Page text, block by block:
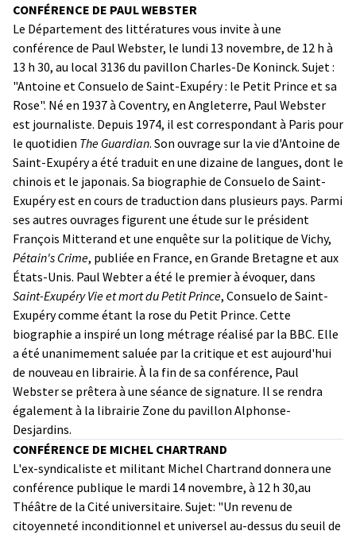
CONFÉRENCE DE PAUL WEBSTER
Le Département des littératures vous invite à une
conférence de Paul Webster, le lundi 13 novembre, de 12 h à
13 h 30, au local 3136 du pavillon Charles-De Koninck. Sujet :
"Antoine et Consuelo de Saint-Exupéry : le Petit Prince et sa
Rose". Né en 1937 à Coventry, en Angleterre, Paul Webster
est journaliste. Depuis 1974, il est correspondant à Paris pour
le quotidien The Guardian. Son ouvrage sur la vie d'Antoine de
Saint-Exupéry a été traduit en une dizaine de langues, dont le
chinois et le japonais. Sa biographie de Consuelo de Saint-
Exupéry est en cours de traduction dans plusieurs pays. Parmi
ses autres ouvrages figurent une étude sur le président
François Mitterand et une enquête sur la politique de Vichy,
Pétain's Crime, publiée en France, en Grande Bretagne et aux
États-Unis. Paul Webter a été le premier à évoquer, dans
Saint-Exupéry Vie et mort du Petit Prince, Consuelo de Saint-
Exupéry comme étant la rose du Petit Prince. Cette
biographie a inspiré un long métrage réalisé par la BBC. Elle
a été unanimement saluée par la critique et est aujourd'hui
de nouveau en librairie. À la fin de sa conférence, Paul
Webster se prêtera à une séance de signature. Il se rendra
également à la librairie Zone du pavillon Alphonse-
Desjardins.
CONFÉRENCE DE MICHEL CHARTRAND
L'ex-syndicaliste et militant Michel Chartrand donnera une
conférence publique le mardi 14 novembre, à 12 h 30,au
Théâtre de la Cité universitaire. Sujet: "Un revenu de
citoyenneté inconditionnel et universel au-dessus du seuil de